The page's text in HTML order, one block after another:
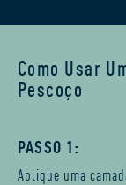
Como Usar
Pescoço
PASSO 1:
Aplique uma